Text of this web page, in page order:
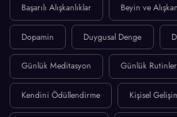
Başarılı Alışkanlıklar Beyin ve
Dopamin Duygusal Denge
Günlük Meditasyon Günlük Rutinler
Kendini Ödüllendirme Kişisel